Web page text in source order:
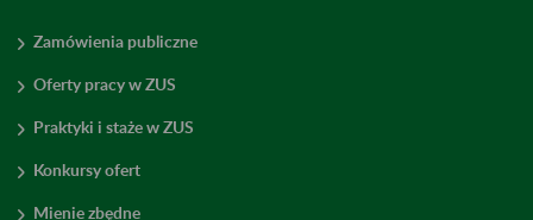
Zamówienia publiczne
Oferty pracy w ZUS
Praktyki i staże w ZUS
Konkursy ofert
Mienie zbędne